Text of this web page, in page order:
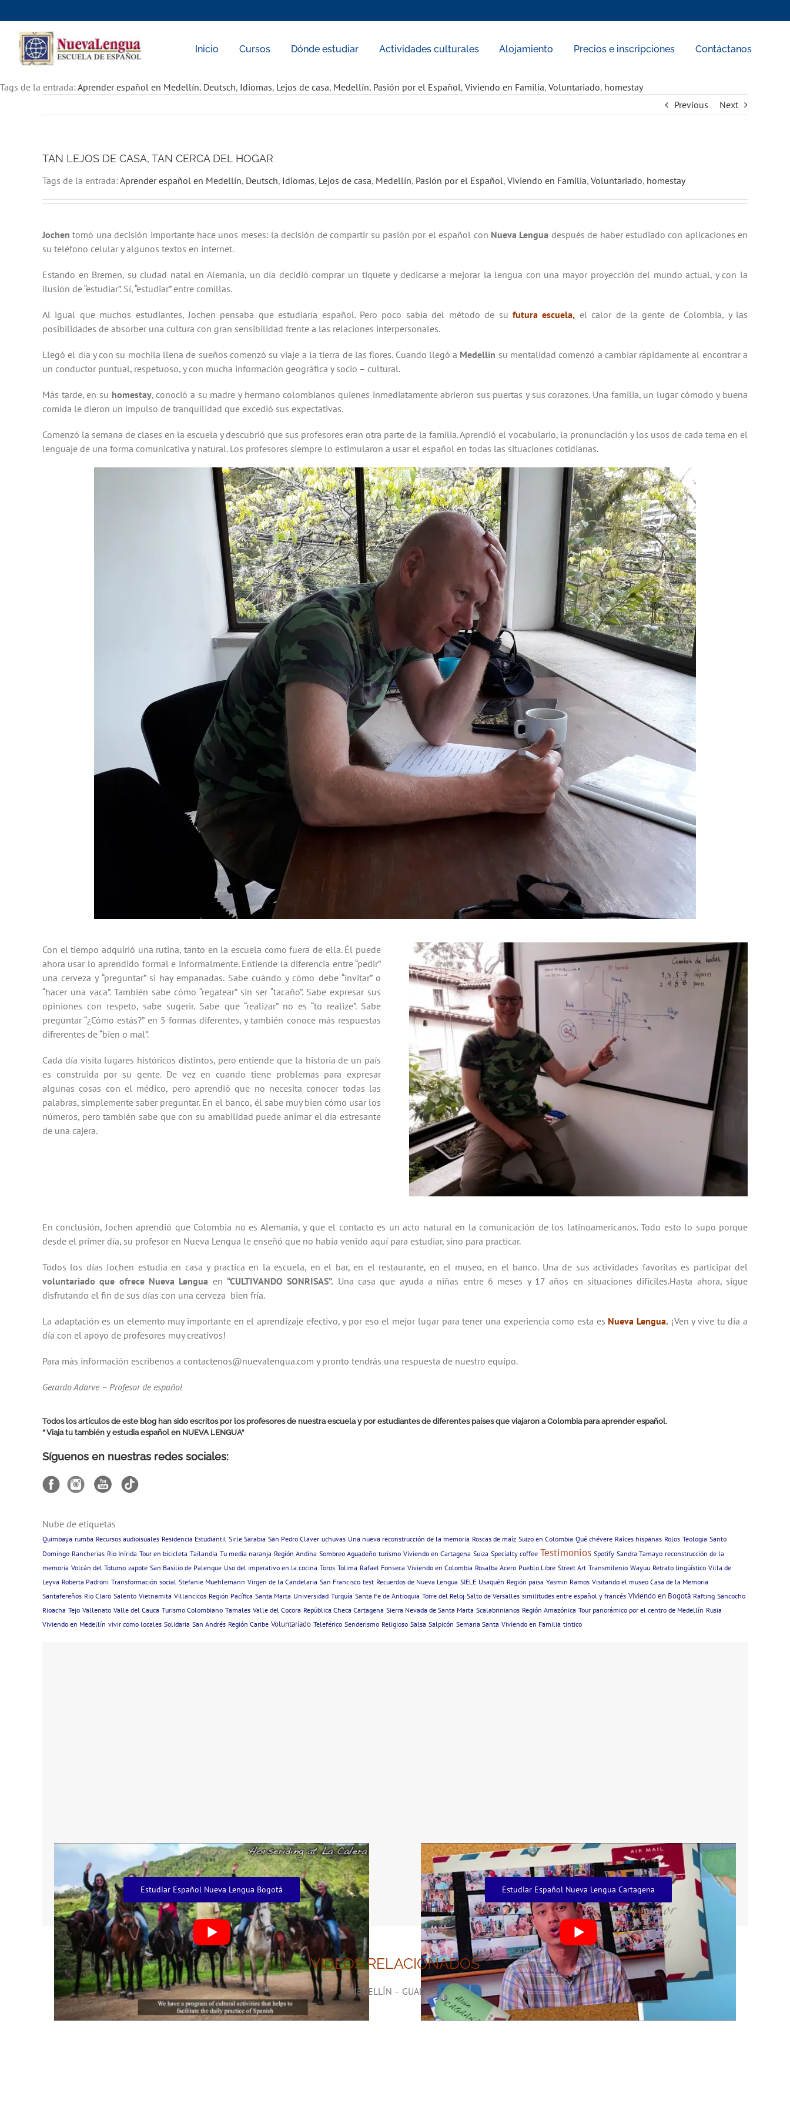
to
content
Inicio Cursos Dónde estudiar Actividades culturales Alojamiento Precios e inscripciones Contáctanos
Tags de la entrada: Aprender español en Medellín, Deutsch, Idiomas, Lejos de casa, Medellín, Pasión por el Español, Viviendo en Familia, Voluntariado, homestay
Previous
Next
TAN LEJOS DE CASA, TAN CERCA DEL HOGAR
Tags de la entrada: Aprender español en Medellín, Deutsch, Idiomas, Lejos de casa, Medellín, Pasión por el Español, Viviendo en Familia, Voluntariado, homestay
Jochen tomó una decisión importante hace unos meses: la decisión de compartir su pasión por el español con Nueva Lengua después de haber estudiado con aplicaciones en
su teléfono celular y algunos textos en internet.
Estando en Bremen, su ciudad natal en Alemania, un día decidió comprar un tiquete y dedicarse a mejorar la lengua con una mayor proyección del mundo actual, y con la
ilusión de “estudiar”. Sí, “estudiar” entre comillas.
Al igual que muchos estudiantes, Jochen pensaba que estudiaría español. Pero poco sabía del método de su futura escuela, el calor de la gente de Colombia, y las
posibilidades de absorber una cultura con gran sensibilidad frente a las relaciones interpersonales.
Llegó el día y con su mochila llena de sueños comenzó su viaje a la tierra de las flores. Cuando llegó a Medellín su mentalidad comenzó a cambiar rápidamente al encontrar a
un conductor puntual, respetuoso, y con mucha información geográfica y socio – cultural.
Más tarde, en su homestay, conoció a su madre y hermano colombianos quienes inmediatamente abrieron sus puertas y sus corazones. Una familia, un lugar cómodo y buena
comida le dieron un impulso de tranquilidad que excedió sus expectativas.
Comenzó la semana de clases en la escuela y descubrió que sus profesores eran otra parte de la familia. Aprendió el vocabulario, la pronunciación y los usos de cada tema en el
lenguaje de una forma comunicativa y natural. Los profesores siempre lo estimularon a usar el español en todas las situaciones cotidianas.
Con el tiempo adquirió una rutina, tanto en la escuela como fuera de ella. Él puede
ahora usar lo aprendido formal e informalmente. Entiende la diferencia entre “pedir”
una cerveza y “preguntar” si hay empanadas. Sabe cuándo y cómo debe “invitar” o
“hacer una vaca”. También sabe cómo “regatear” sin ser “tacaño”. Sabe expresar sus
opiniones con respeto, sabe sugerir. Sabe que “realizar” no es “to realize”. Sabe
preguntar “¿Cómo estás?” en 5 formas diferentes, y también conoce más respuestas
difrerentes de “bien o mal”.
Cada día visita lugares históricos distintos, pero entiende que la historia de un país
es construida por su gente. De vez en cuando tiene problemas para expresar
algunas cosas con el médico, pero aprendió que no necesita conocer todas las
palabras, simplemente saber preguntar. En el banco, él sabe muy bien cómo usar los
números, pero también sabe que con su amabilidad puede animar el día estresante
de una cajera.
En conclusión, Jochen aprendió que Colombia no es Alemania, y que el contacto es un acto natural en la comunicación de los latinoamericanos. Todo esto lo supo porque
desde el primer día, su profesor en Nueva Lengua le enseñó que no había venido aquí para estudiar, sino para practicar.
Todos los días Jochen estudia en casa y practica en la escuela, en el bar, en el restaurante, en el museo, en el banco. Una de sus actividades favoritas es participar del
voluntariado que ofrece Nueva Lengua en “CULTIVANDO SONRISAS”. Una casa que ayuda a niñas entre 6 meses y 17 años en situaciones difíciles.Hasta ahora, sigue
disfrutando el fin de sus días con una cerveza bien fría.
La adaptación es un elemento muy importante en el aprendizaje efectivo, y por eso el mejor lugar para tener una experiencia como esta es Nueva Lengua.¡Ven y vive tu día a
día con el apoyo de profesores muy creativos!
Para más información escribenos a contactenos@nuevalengua.com y pronto tendrás una respuesta de nuestro equipo.
Gerardo Adarve – Profesor de español
Todos los artículos de este blog han sido escritos por los profesores de nuestra escuela y por estudiantes de diferentes países que viajaron a Colombia para aprender español.
“ Viaja tu también y estudia español en NUEVA LENGUA“
Síguenos en nuestras redes sociales:
Nube de etiquetas
Quimbaya rumba Recursos audioisuales Residencia Estudiantil Sirle Sarabia San Pedro Claver uchuvas Una nueva reconstrucción de la memoria Roscas de maíz Suizo en Colombia Qué chévere Raíces hispanas Rolos Teologia Santo
Domingo Rancherias Rio Inírida Tour en bicicleta Tailandia Tu media naranja Región Andina Sombreo Aguadeño turismo Viviendo en Cartagena Suiza Specialty coffee Testimonios Spotify Sandra Tamayo reconstrucción de la
memoria Volcán del Totumo zapote San Basilio de Palenque Uso del imperativo en la cocina Toros Tolima Rafael Fonseca Viviendo en Colombia Rosalba Acero Pueblo Libre Street Art Transmilenio Wayuu Retrato lingüístico Villa de
Leyva Roberta Padroni Transformación social Stefanie Muehlemann Virgen de la Candelaria San Francisco test Recuerdos de Nueva Lengua SIELE Usaquén Región paisa Yasmin Ramos Visitando el museo Casa de la Memoria
Santafereños Rio Claro Salento Vietnamita Villancicos Región Pacífica Santa Marta Universidad Turquía Santa Fe de Antioquia Torre del Reloj Salto de Versalles similitudes entre español y francés Viviendo en Bogotá Rafting Sancocho
Rioacha Tejo Vallenato Valle del Cauca Turismo Colombiano Tamales Valle del Cocora República Checa Cartagena Sierra Nevada de Santa Marta Scalabrinianos Región Amazónica Tour panorámico por el centro de Medellín Rusia
Viviendo en Medellín vivir como locales Solidaria San Andrés Región Caribe Voluntariado Teleférico Senderismo Religioso Salsa Salpicón Semana Santa Viviendo en Familia tintico
Estudiar Español Nueva Lengua Bogotá Estudiar Español Nueva Lengua Cartagena
VIDEOS RELACIONADOS
MEDELLÍN – GUADUAS